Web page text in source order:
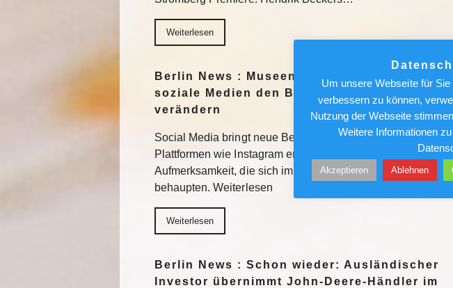
Weiterlesen
Berlin News : Museen für den Feed: Wie
soziale Medien den Blick auf Kunst
verändern
Social Media bringt neue Besucher in die Museen. Doch auf
Plattformen wie Instagram erhalten vor allem jene Motive
Aufmerksamkeit, die sich im Feed am besten
behaupten. Weiterlesen
Weiterlesen
Berlin News : Schon wieder: Ausländischer
Investor übernimmt John-Deere-Händler im
Um unsere Webseite für
verbessern zu können,
Nutzung der Webseite
Weitere Informationen
Akzeptieren Ablehnen